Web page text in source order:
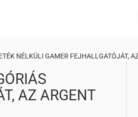
NÉLKÜLI GAMER FEJHALLGATÓJÁT,
AZ ARGENT